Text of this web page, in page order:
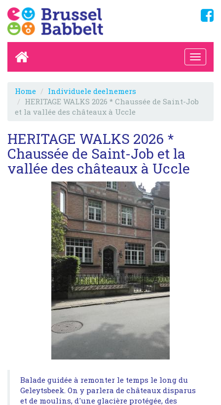
Home
Individuele deelnemers
HERITAGE WALKS 2026 * Chaussée de Saint-Job
et la vallée des châteaux à Uccle
HERITAGE WALKS 2026 *
Chaussée de Saint-Job et la
vallée des châteaux à Uccle
Balade guidée à remonter le temps le long du
Geleytsbeek. On y parlera de châteaux disparus
et de moulins, d'une glacière protégée, des